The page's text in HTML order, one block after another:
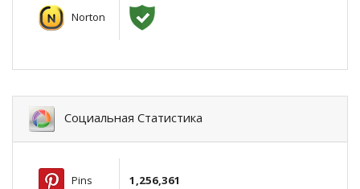
Norton
Социальная Статистика
Pins 1,256,361